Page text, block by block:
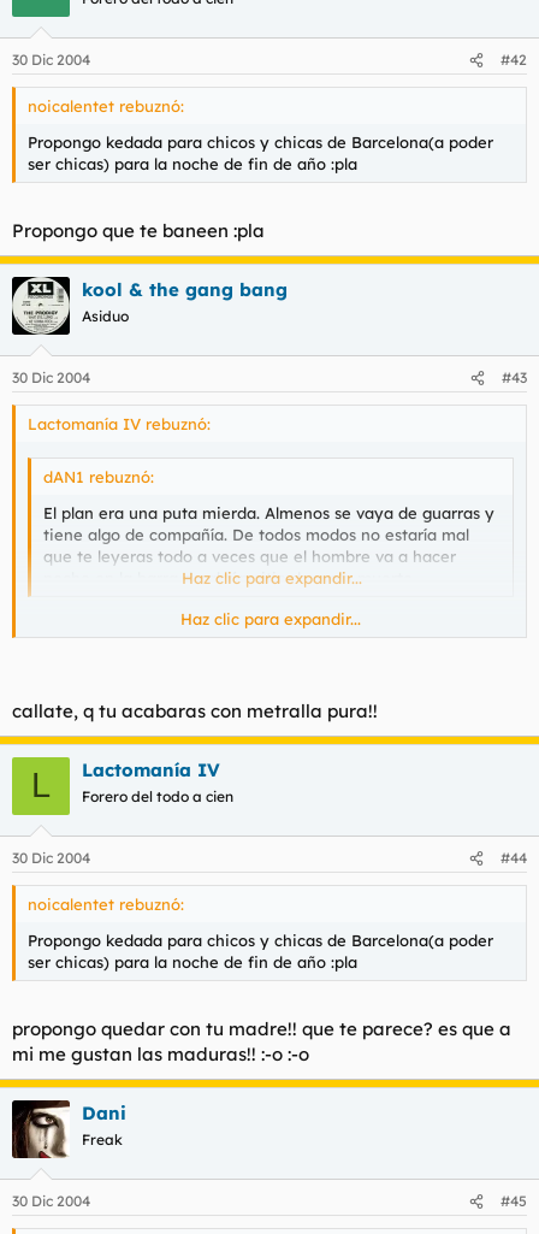
30 Dic 2004 #42
noicalentet rebuznó:
Propongo kedada para chicos y chicas de Barcelona(a poder
ser chicas) para la noche de fin de año :pla
Propongo que te baneen :pla
kool & the gang bang
Asiduo
30 Dic 2004 #43
Lactomanía IV rebuznó:
dAN1 rebuznó:
El plan era una puta mierda. Almenos se vaya de guarras y
tiene algo de compañía. De todos modos no estaría mal
que te leyeras todo a veces que el hombre va a hacer
noche en la barra de algún sitio de mala muerte.
Haz clic para expandir...
seguramente estará pegado a la barra toda la noche pidiendo
el culo!! eso dedar pena es para perdedores. Mientras ese
sueña con su princesita y se toca pajas pensando en Concha
Velasco yo me estaré follando a la reina del baile!! :-o :-o :-o
Haz clic para expandir...
callate, q tu acabaras con metralla pura!!
L Lactomanía IV
Forero del todo a cien
30 Dic 2004 #44
noicalentet rebuznó:
Propongo kedada para chicos y chicas de Barcelona(a poder
ser chicas) para la noche de fin de año :pla
propongo quedar con tu madre!! que te parece? es que a
mi me gustan las maduras!! :-o :-o
Dani
Freak
30 Dic 2004 #45